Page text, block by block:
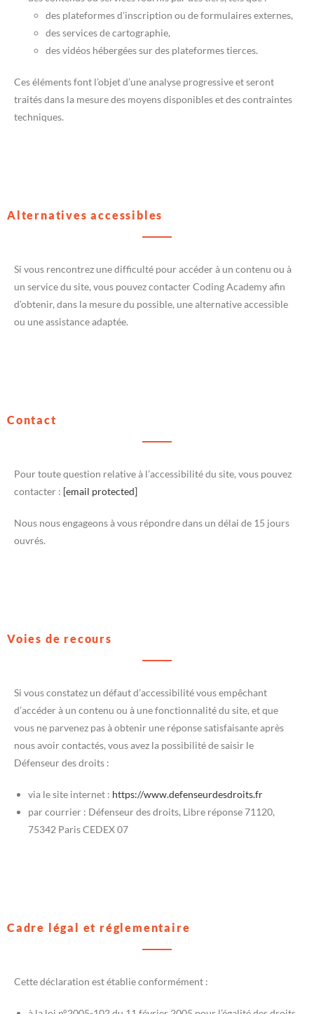
des plateformes d’inscription ou de formulaires externes,
des services de cartographie,
des vidéos hébergées sur des plateformes tierces.
Ces éléments font l’objet d’une analyse progressive et seront
traités dans la mesure des moyens disponibles et des contraintes
techniques.
Alternatives accessibles
Si vous rencontrez une difficulté pour accéder à un contenu ou à
un service du site, vous pouvez contacter Coding Academy afin
d’obtenir, dans la mesure du possible, une alternative accessible
ou une assistance adaptée.
Contact
Pour toute question relative à l’accessibilité du site, vous pouvez
contacter : [email protected]
Nous nous engageons à vous répondre dans un délai de 15 jours
ouvrés.
Voies de recours
Si vous constatez un défaut d’accessibilité vous empêchant
d’accéder à un contenu ou à une fonctionnalité du site, et que
vous ne parvenez pas à obtenir une réponse satisfaisante après
nous avoir contactés, vous avez la possibilité de saisir le
Défenseur des droits :
via le site internet : https://www.defenseurdesdroits.fr
par courrier : Défenseur des droits, Libre réponse 71120,
75342 Paris CEDEX 07
Cadre légal et réglementaire
Cette déclaration est établie conformément :